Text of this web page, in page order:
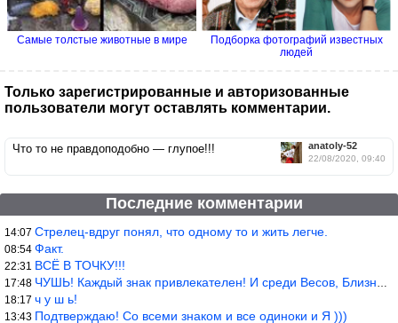
Самые толстые животные в мире
Подборка фотографий известных
людей
Только зарегистрированные и авторизованные
пользователи могут оставлять комментарии.
anatoly-52
22/08/2020, 09:40
Что то не правдоподобно — глупое!!!
Последние комментарии
14:07 Стрелец-вдруг понял, что одному то и жить легче.
08:54 Факт.
22:31 ВСЁ В ТОЧКУ!!!
17:48 ЧУШЬ! Каждый знак привлекателен! И среди Весов, Близнецов встреч
18:17 ч у ш ь!
13:43 Подтверждаю! Со всеми знаком и все одиноки и Я )))